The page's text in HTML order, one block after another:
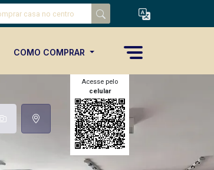
COMO COMPRAR
Acesse pelo
celular